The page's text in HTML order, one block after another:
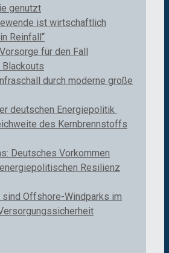
genutzt
ist wirtschaftlich
Reinfall“
für den Fall
Blackouts
durch moderne große
deutschen Energiepolitik
des Kernbrennstoffs
Deutsches Vorkommen
Resilienz
Offshore-Windparks im